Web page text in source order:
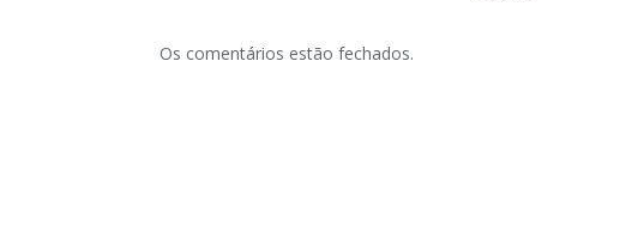
Os comentários estão fechados.